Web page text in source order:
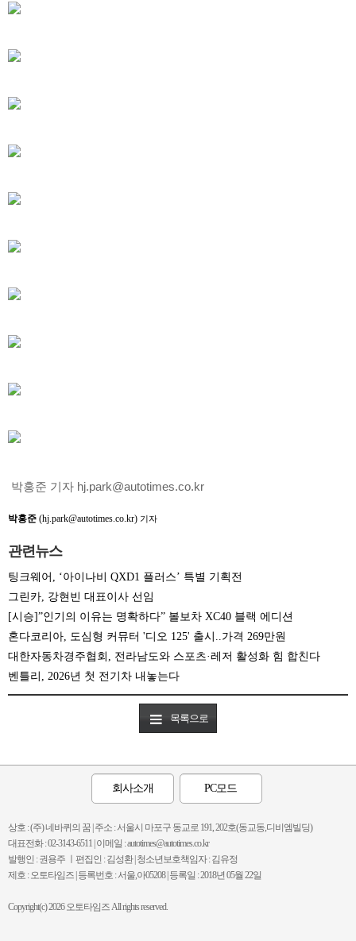
박홍준 기자 hj.park@autotimes.co.kr
박홍준 (hj.park@autotimes.co.kr) 기자
관련뉴스
팅크웨어, ‘아이나비 QXD1 플러스’ 특별 기획전
그린카, 강현빈 대표이사 선임
[시승]”인기의 이유는 명확하다” 볼보차 XC40 블랙 에디션
혼다코리아, 도심형 커뮤터 '디오 125' 출시..가격 269만원
대한자동차경주협회, 전라남도와 스포츠·레저 활성화 힘 합친다
벤틀리, 2026년 첫 전기차 내놓는다
목록으로
회사소개 PC모드
상호 : (주) 네바퀴의 꿈 | 주소 : 서울시 마포구 동교로 191, 202호(동교동,디비엠빌딩)
대표전화 : 02-3143-6511 | 이메일 : autotimes@autotimes.co.kr
발행인 : 권용주 ㅣ편집인 : 김성환 | 청소년보호책임자 : 김유정
제호 : 오토타임즈 | 등록번호 : 서울,아05208 | 등록일 : 2018년 05월 22일
Copyright(c) 2026 오토타임즈 All rights reserved.